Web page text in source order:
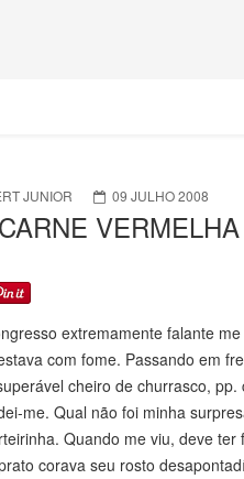
JUNIOR 09 JULHO 2008
VERMELHA
extremamente falante
com fome. Passando em
cheiro de churrasco,
me. Qual não foi minha
Quando me viu, deve
corava seu rosto